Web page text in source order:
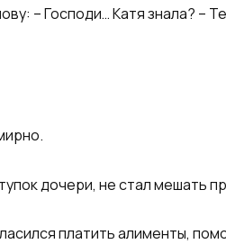
– Господи… Катя знала?
дочери, не стал мешать
платить алименты,